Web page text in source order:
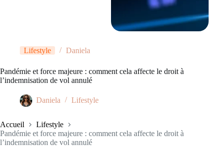
Lifestyle Daniela
Pandémie et force majeure : comment cela affecte le droit à
l’indemnisation de vol annulé
Daniela Lifestyle
Accueil
Lifestyle
Pandémie et force majeure : comment cela affecte le droit à
l’indemnisation de vol annulé